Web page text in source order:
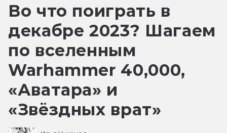
Во что поиграть в
декабре 2023? Шагаем
по вселенным
Warhammer 40,000,
«Аватара» и
«Звёздных врат»